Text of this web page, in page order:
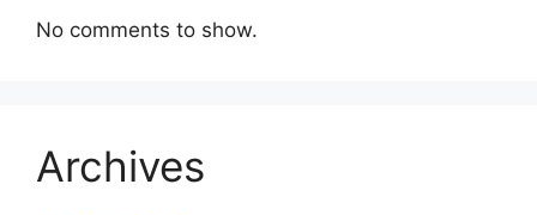
No comments to show.
Archives